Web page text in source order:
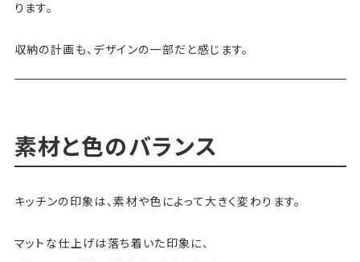
ります。
収納の計画も、デザインの一部だと感じます。
素材と色のバランス
キッチンの印象は、素材や色によって大きく変わります。
マットな仕上げは落ち着いた印象に、